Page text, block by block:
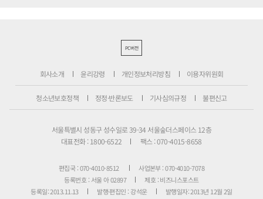
PC버전
회사소개 윤리강령 개인정보처리방침 이용자위원회
청소년보호정책 정정·반론보도 기사심의규정 불편신고
서울특별시 성동구 성수일로 39-34 서울숲더스페이스 12층
대표전화 : 1800-6522
팩스 : 070-4015-8658
편집국 : 070-4010-8512
사업본부 : 070-4010-7078
등록번호 : 서울 아 02897
제호 : 비즈니스포스트
등록일: 2013.11.13
발행·편집인 : 강석운
발행일자: 2013년 12월 2일